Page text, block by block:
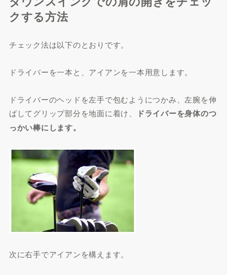
クする方法
チェック法は以下のとおりです。
ドライバーを一本と、アイアンを一本用意します。
ドライバーのヘッドを左手で包むようにつかみ、左腕を伸
ばしてグリップ部分を地面に着け、
ドライバーを身体のつ
っかい棒にします。
次に右手でアイアンを構えます。